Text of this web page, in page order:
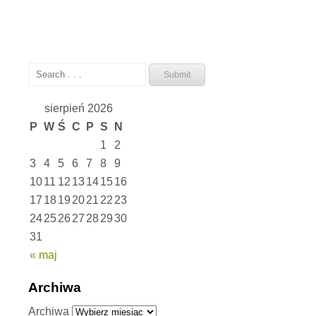
sierpień 2026
P W Ś C P S N
« maj
1
2
3
4 5 6 7 8
9
1011 12 13141516
17 1819 2021 22 23
24252627 282930
31
Archiwa
Archiwa